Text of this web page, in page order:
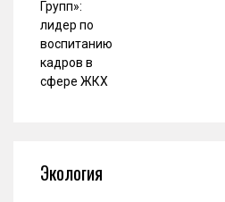
Экология